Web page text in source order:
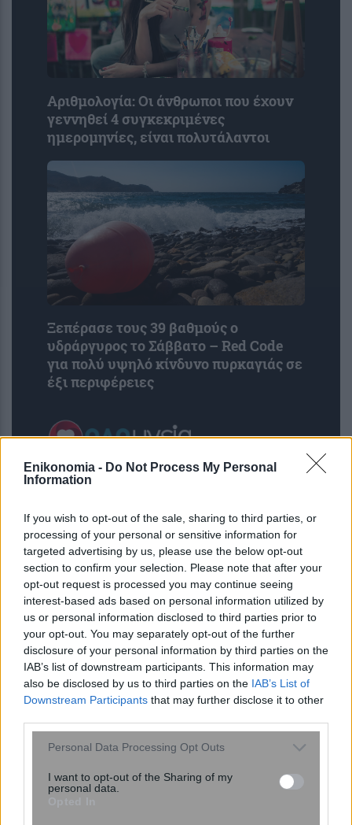
Enikonomia - Do Not Process My Personal
Information
If you wish to opt-out of the sale, sharing to third parties, or
processing of your personal or sensitive information for
targeted advertising by us, please use the below opt-out
section to confirm your selection. Please note that after your
opt-out request is processed you may continue seeing
interest-based ads based on personal information utilized by
us or personal information disclosed to third parties prior to
your opt-out. You may separately opt-out of the further
disclosure of your personal information by third parties on the
IAB’s list of downstream participants. This information may
also be disclosed by us to third parties on the IAB’s List of
Downstream Participants that may further disclose it to other
Please note that this website/app uses one or more Google
not limited to your visit or usage behaviour. You may click to
grant or deny consent to Google and its third-party tags to
Personal Data Processing Opt Outs
I want to opt-out of the Sharing of my
personal data.
Αριθμολογία: Οι άνθρωποι που έχουν
γεννηθεί 4 συγκεκριμένες
ημερομηνίες, είναι πολυτάλαντοι
Ξεπέρασε τους 39 βαθμούς ο
υδράργυρος το Σάββατο – Red Code
για πολύ υψηλό κίνδυνο πυρκαγιάς σε
έξι περιφέρειες
Σκανδιναβικό bob: Το καρέ που κάνει
τα λεπτά μαλλιά να δείχνουν πιο
πλούσια – Το προτιμούν celebrities